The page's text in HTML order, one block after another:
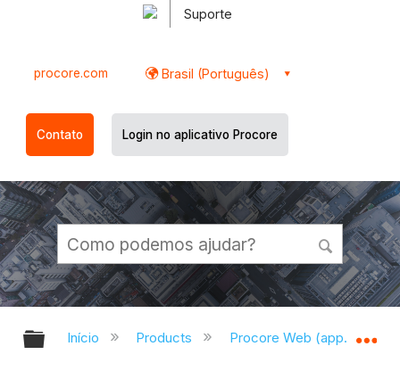
Suporte
procore.com Brasil (Português)
Contato Login no aplicativo Procore
Expandir/recolher hierarquia
Início Products Procore Web